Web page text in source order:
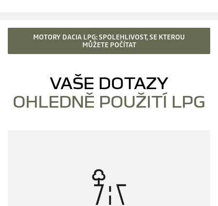
MOTORY DACIA LPG: SPOLEHLIVOST, SE KTEROU
MŮŽETE POČÍTAT
VAŠE DOTAZY
OHLEDNĚ POUŽITÍ LPG